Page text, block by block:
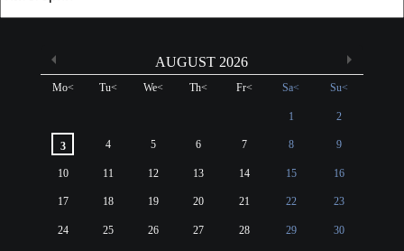
Mo< Tu< We< Th< Fr< Sa< Su<
1 2
3 4 5 6 7 8 9
10 11 12 13 14 15 16
17 18 19 20 21 22 23
24 25 26 27 28 29 30
AUGUST 2026